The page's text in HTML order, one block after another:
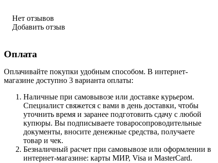
Нет отзывов
Добавить отзыв
Оплата
Оплачивайте покупки удобным способом. В интернет-
магазине доступно 3 варианта оплаты:
Наличные при самовывозе или доставке курьером.
Специалист свяжется с вами в день доставки, чтобы
уточнить время и заранее подготовить сдачу с любой
купюры. Вы подписываете товаросопроводительные
документы, вносите денежные средства, получаете
товар и чек.
Безналичный расчет при самовывозе или оформлении в
интернет-магазине: карты МИР, Visa и MasterCard.